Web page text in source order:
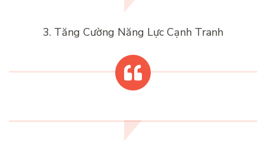
3. Tăng Cường Năng Lực Cạnh Tranh